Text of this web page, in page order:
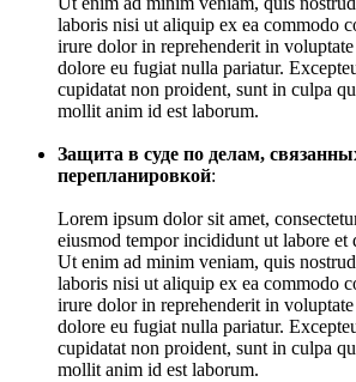
laboris nisi ut aliquip ex ea commodo
irure dolor in reprehenderit in
dolore eu fugiat nulla pariatur.
cupidatat non proident, sunt in culpa
mollit anim id est laborum.
Защита в суде по делам,
перепланировкой:
Lorem ipsum dolor sit amet,
eiusmod tempor incididunt ut labore et
Ut enim ad minim veniam, quis
laboris nisi ut aliquip ex ea commodo
irure dolor in reprehenderit in
dolore eu fugiat nulla pariatur.
cupidatat non proident, sunt in culpa
mollit anim id est laborum.